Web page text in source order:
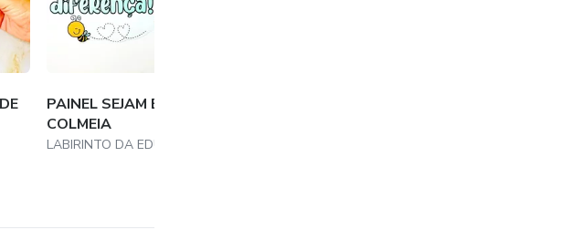
PAINEL SEJAM BEM-VINDOS
COLMEIA
LABIRINTO DA EDUCAÇÃO